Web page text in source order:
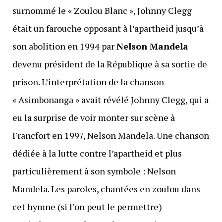
surnommé le « Zoulou Blanc », Johnny Clegg
était un farouche opposant à l’apartheid jusqu’à
son abolition en 1994 parNelson Mandela
devenu président de la République à sa sortie de
prison. L’interprétation de la chanson
« Asimbonanga » avait révélé Johnny Clegg, qui a
eu la surprise de voir monter sur scène à
Francfort en 1997, Nelson Mandela. Une chanson
dédiée à la lutte contre l’apartheid et plus
particulièrement à son symbole : Nelson
Mandela. Les paroles, chantées en zoulou dans
cet hymne (si l’on peut le permettre)